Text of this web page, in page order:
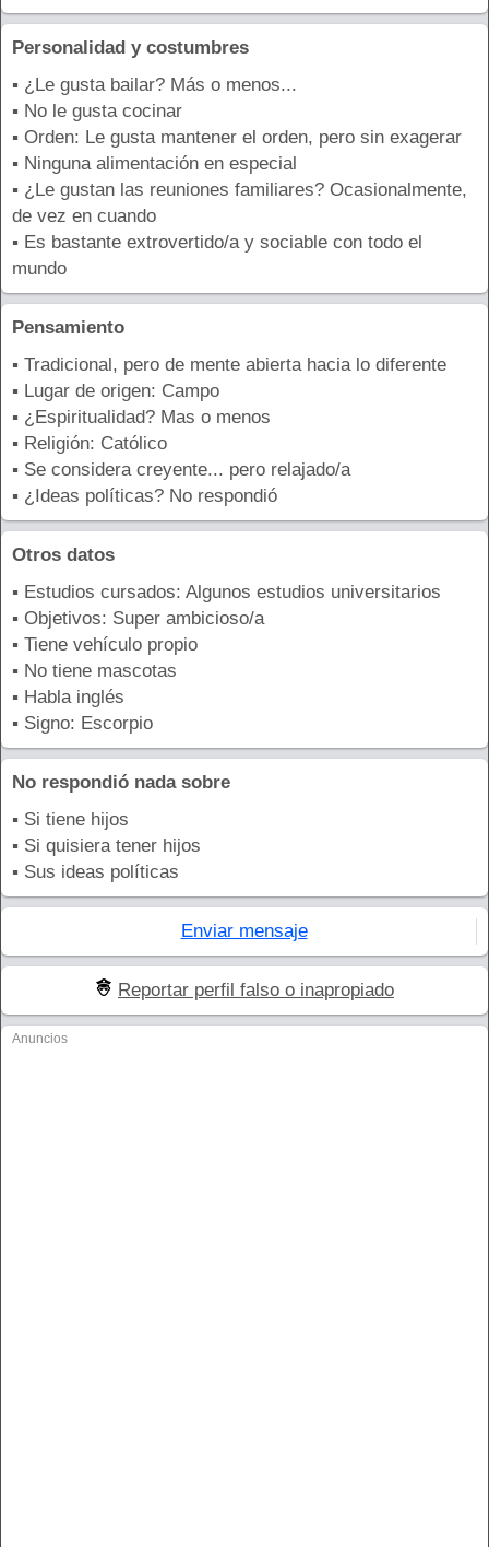
Personalidad y costumbres
▪ ¿Le gusta bailar? Más o menos...
▪ No le gusta cocinar
▪ Orden: Le gusta mantener el orden, pero sin exagerar
▪ Ninguna alimentación en especial
▪ ¿Le gustan las reuniones familiares? Ocasionalmente,
de vez en cuando
▪ Es bastante extrovertido/a y sociable con todo el
mundo
Pensamiento
▪ Tradicional, pero de mente abierta hacia lo diferente
▪ Lugar de origen: Campo
▪ ¿Espiritualidad? Mas o menos
▪ Religión: Católico
▪ Se considera creyente... pero relajado/a
▪ ¿Ideas políticas? No respondió
Otros datos
▪ Estudios cursados: Algunos estudios universitarios
▪ Objetivos: Super ambicioso/a
▪ Tiene vehículo propio
▪ No tiene mascotas
▪ Habla inglés
▪ Signo: Escorpio
No respondió nada sobre
▪ Si tiene hijos
▪ Si quisiera tener hijos
▪ Sus ideas políticas
Enviar mensaje
Reportar perfil falso o inapropiado
Anuncios